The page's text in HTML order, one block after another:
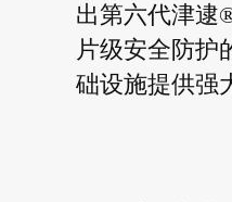
出第六代津逮
片级安全防护
础设施提供强